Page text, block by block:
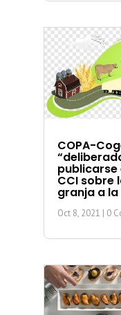
COPA-
CCI sobre
granja a la
Oct 8, 2021 | 0